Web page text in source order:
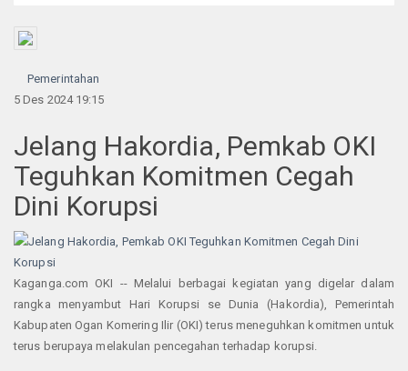
Pemerintahan
5 Des 2024 19:15
Jelang Hakordia, Pemkab OKI
Teguhkan Komitmen Cegah
Dini Korupsi
Kaganga.com OKI -- Melalui berbagai kegiatan yang digelar dalam
rangka menyambut Hari Korupsi se Dunia (Hakordia), Pemerintah
Kabupaten Ogan Komering Ilir (OKI) terus meneguhkan komitmen untuk
terus berupaya melakulan pencegahan terhadap korupsi.